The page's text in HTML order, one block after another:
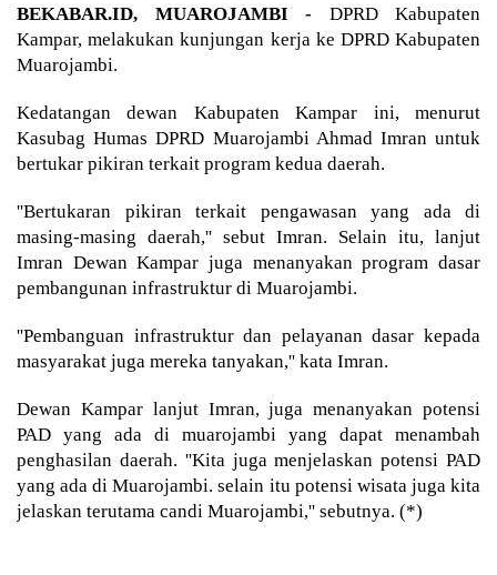
BEKABAR.ID, MUAROJAMBI - DPRD Kabupaten
Kampar, melakukan kunjungan kerja ke DPRD Kabupaten
Muarojambi.
Kedatangan dewan Kabupaten Kampar ini, menurut
Kasubag Humas DPRD Muarojambi Ahmad Imran untuk
bertukar pikiran terkait program kedua daerah.
''Bertukaran pikiran terkait pengawasan yang ada di
masing-masing daerah,'' sebut Imran. Selain itu, lanjut
Imran Dewan Kampar juga menanyakan program dasar
pembangunan infrastruktur di Muarojambi.
''Pembanguan infrastruktur dan pelayanan dasar kepada
masyarakat juga mereka tanyakan,'' kata Imran.
Dewan Kampar lanjut Imran, juga menanyakan potensi
PAD yang ada di muarojambi yang dapat menambah
penghasilan daerah. ''Kita juga menjelaskan potensi PAD
yang ada di Muarojambi. selain itu potensi wisata juga kita
jelaskan terutama candi Muarojambi,'' sebutnya. (*)